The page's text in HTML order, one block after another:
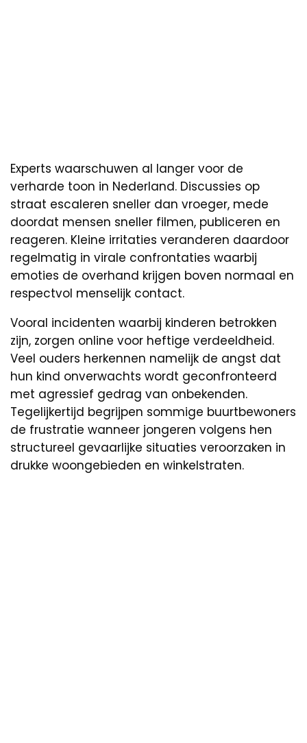
Experts waarschuwen al langer voor de
verharde toon in Nederland. Discussies op
straat escaleren sneller dan vroeger, mede
doordat mensen sneller filmen, publiceren en
reageren. Kleine irritaties veranderen daardoor
regelmatig in virale confrontaties waarbij
emoties de overhand krijgen boven normaal en
respectvol menselijk contact.
Vooral incidenten waarbij kinderen betrokken
zijn, zorgen online voor heftige verdeeldheid.
Veel ouders herkennen namelijk de angst dat
hun kind onverwachts wordt geconfronteerd
met agressief gedrag van onbekenden.
Tegelijkertijd begrijpen sommige buurtbewoners
de frustratie wanneer jongeren volgens hen
structureel gevaarlijke situaties veroorzaken in
drukke woongebieden en winkelstraten.